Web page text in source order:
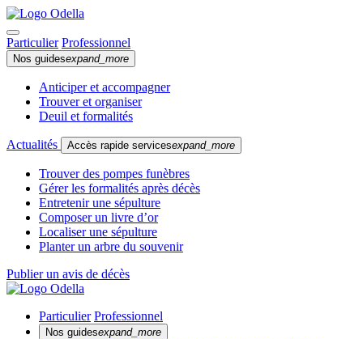
Particulier Professionnel
Nos guidesexpand_more
Anticiper et accompagner
Trouver et organiser
Deuil et formalités
Actualités Accès rapide servicesexpand_more
Trouver des pompes funèbres
Gérer les formalités après décès
Entretenir une sépulture
Composer un livre d’or
Localiser une sépulture
Planter un arbre du souvenir
Publier un avis de décès
Particulier Professionnel
Nos guidesexpand_more